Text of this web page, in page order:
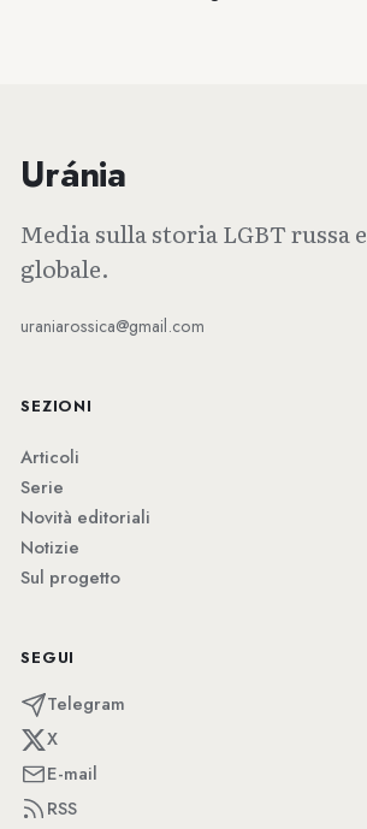
Uránia
Media sulla storia LGBT russa e
globale.
uraniarossica@gmail.com
SEZIONI
Articoli
Serie
Novità editoriali
Notizie
Sul progetto
SEGUI
Telegram
X
E-mail
RSS